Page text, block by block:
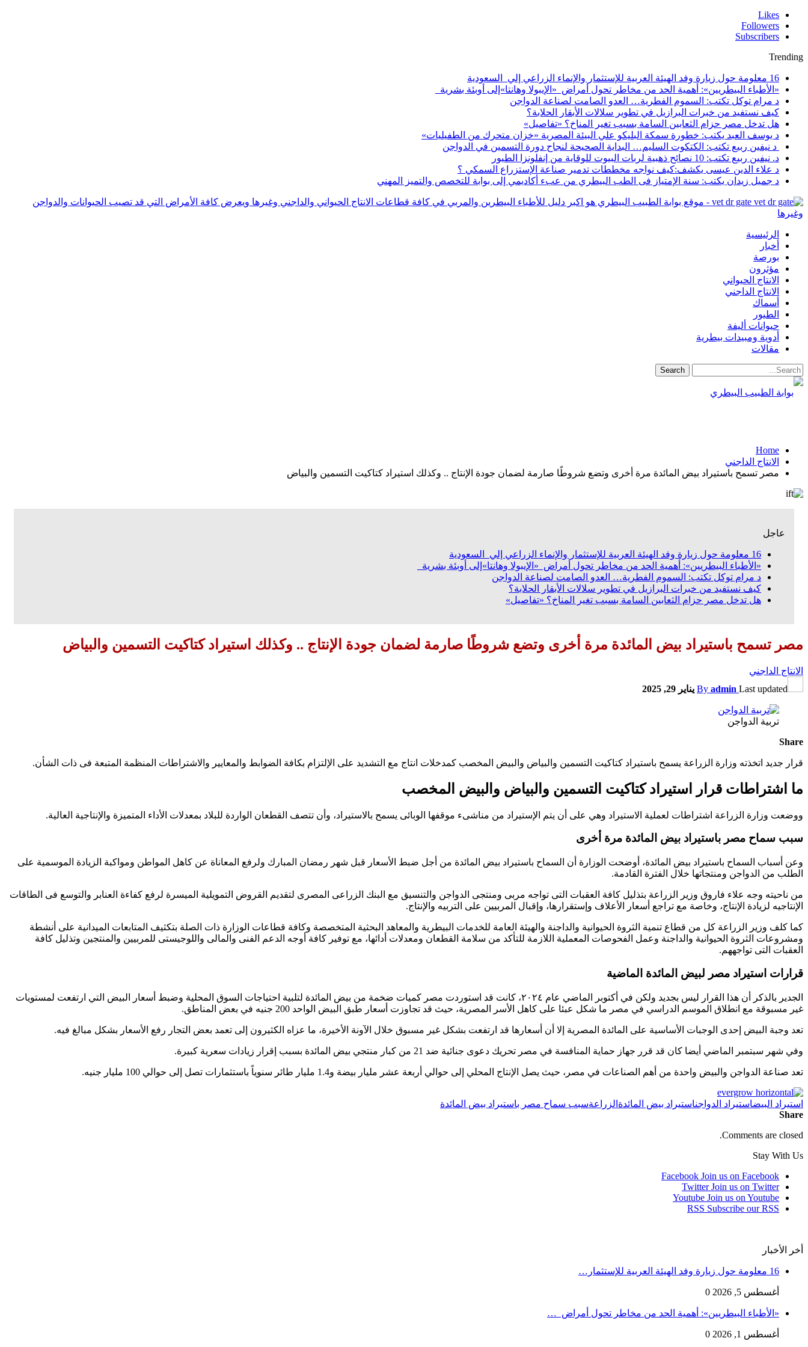
Likes
Followers
Subscribers
Trending
16 معلومة حول زيارة وفد الهيئة العربية للإستثمار والإنماء الزراعي إلي السعودية
«الأطباء البيطريين»: أهمية الحد من مخاطر تحول أمراض «الإيبولا وهانتا»إلى أوبئة بشرية
د مرام توكل تكتب: السموم الفطرية… العدو الصامت لصناعة الدواجن
كيف نستفيد من خبرات البرازيل في تطوير سلالات الأبقار الحلابة؟
هل تدخل مصر حزام الثعابين السامة بسبب تغير المناخ؟ «تفاصيل»
د يوسف العبد يكتب: خطورة سمكة البليكو علي البيئة المصرية «خزان متحرك من الطفيليات»
د نيفين ربيع تكتب: الكتكوت السليم… البداية الصحيحة لنجاح دورة التسمين في الدواجن
د. نيفين ربيع تكتب: 10 نصائح ذهبية لربات البيوت للوقاية من إنفلونزا الطيور
د علاء الدين عيسى يكشف:كيف نواجه مخططات تدمير صناعة الإستزراع السمكي ؟
د جميل زيدان يكتب: سنة الإمتياز فى الطب البيطري من عبء أكاديمي إلى بوابة للتخصص والتميز المهني
vet dr gate - موقع بوابة الطبيب البيطري هو اكبر دليل للأطباء البيطرين والمربي في كافة قطاعات الانتاج الحيواني والداجني وغيرها ويعرض كافة الأمراض التي قد تصيب الحيوانات والدواجن
وغيرها
الرئيسية
أخبار
بورصة
مؤثرون
الانتاج الحيواني
الانتاج الداجني
أسماك
الطيور
حيوانات أليفة
أدوية ومبيدات بيطرية
مقالات
Home
الانتاج الداجني
مصر تسمح باستيراد بيض المائدة مرة أخرى وتضع شروطًا صارمة لضمان جودة الإنتاج .. وكذلك استيراد كتاكيت التسمين والبياض
عاجل
16 معلومة حول زيارة وفد الهيئة العربية للإستثمار والإنماء الزراعي إلي السعودية
«الأطباء البيطريين»: أهمية الحد من مخاطر تحول أمراض «الإيبولا وهانتا»إلى أوبئة بشرية
د مرام توكل تكتب: السموم الفطرية… العدو الصامت لصناعة الدواجن
كيف نستفيد من خبرات البرازيل في تطوير سلالات الأبقار الحلابة؟
هل تدخل مصر حزام الثعابين السامة بسبب تغير المناخ؟ «تفاصيل»
مصر تسمح باستيراد بيض المائدة مرة أخرى وتضع شروطًا صارمة لضمان جودة الإنتاج .. وكذلك استيراد كتاكيت التسمين والبياض
الانتاج الداجني
By admin Last updated يناير 29, 2025
تربية الدواجن
Share
قرار جديد اتخذته وزارة الزراعة يسمح باستيراد كتاكيت التسمين والبياض والبيض المخصب كمدخلات انتاج مع التشديد على الإلتزام بكافة الضوابط والمعايير والاشتراطات المنظمة المتبعة فى ذات الشأن.
ما اشتراطات قرار استيراد كتاكيت التسمين والبياض والبيض المخصب
ووضعت وزارة الزراعة اشتراطات لعملية الاستيراد وهي على أن يتم الإستيراد من مناشىء موقفها الوبائى يسمح بالاستيراد، وأن تتصف القطعان الواردة للبلاد بمعدلات الأداء المتميزة والإنتاجية العالية.
سبب سماح مصر باستيراد بيض المائدة مرة أخرى
وعن أسباب السماح باستيراد بيض المائدة، أوضحت الوزارة أن السماح باستيراد بيض المائدة من أجل ضبط الأسعار قبل شهر رمضان المبارك ولرفع المعاناة عن كاهل المواطن ومواكبة الزيادة الموسمية على
الطلب من الدواجن ومنتجاتها خلال الفترة القادمة.
من ناحيته وجه علاء فاروق وزير الزراعة بتذليل كافة العقبات التى تواجه مربى ومنتجى الدواجن والتنسيق مع البنك الزراعى المصرى لتقديم القروض التمويلية الميسرة لرفع كفاءة العنابر والتوسع فى الطاقات
الإنتاجيه لزيادة الإنتاج، وخاصة مع تراجع أسعار الأعلاف وإستقرارها، وإقبال المربيين على التربيه والإنتاج.
كما كلف وزير الزراعة كل من قطاع تنمية الثروة الحيوانية والداجنة والهيئة العامة للخدمات البيطرية والمعاهد البحثية المتخصصة وكافة قطاعات الوزارة ذات الصلة بتكثيف المتابعات الميدانية على أنشطة
ومشروعات الثروة الحيوانية والداجنة وعمل الفحوصات المعملية اللازمة للتأكد من سلامة القطعان ومعدلات أدائها، مع توفير كافة أوجه الدعم الفنى والمالى واللوجيستى للمربيين والمنتجين وتذليل كافة
العقبات التى تواجههم.
قرارات استيراد مصر لبيض المائدة الماضية
الجدير بالذكر أن هذا القرار ليس بجديد ولكن في أكتوبر الماضي عام ٢٠٢٤، كانت قد استوردت مصر كميات ضخمة من بيض المائدة لتلبية احتياجات السوق المحلية وضبط أسعار البيض التي ارتفعت لمستويات
غير مسبوقة مع انطلاق الموسم الدراسي في مصر ما شكل عبئا على كاهل الأسر المصرية، حيث قد تجاوزت أسعار طبق البيض الواحد 200 جنيه في بعض المناطق.
تعد وجبة البيض إحدى الوجبات الأساسية على المائدة المصرية إلا أن أسعارها قد ارتفعت بشكل غير مسبوق خلال الآونة الأخيرة، ما عزاه الكثيرون إلى تعمد بعض التجار رفع الأسعار بشكل مبالغ فيه.
وفي شهر سبتمبر الماضي أيضا كان قد قرر جهاز حماية المنافسة في مصر تحريك دعوى جنائية ضد 21 من كبار منتجي بيض المائدة بسبب إقرار زيادات سعرية كبيرة.
تعد صناعة الدواجن والبيض واحدة من أهم الصناعات في مصر، حيث يصل الإنتاج المحلي إلى حوالي أربعة عشر مليار بيضة و1.4 مليار طائر سنوياً باستثمارات تصل إلى حوالي 100 مليار جنيه.
استيراد البيضاستيراد الدواجناستيراد بيض المائدة الزراعةسبب سماح مصر باستيراد بيض المائدة
Share
Comments are closed.
Stay With Us
Facebook Join us on Facebook
Twitter Join us on Twitter
Youtube Join us on Youtube
RSS Subscribe our RSS
أخر الأخبار
16 معلومة حول زيارة وفد الهيئة العربية للإستثمار…
أغسطس 5, 2026 0
«الأطباء البيطريين»: أهمية الحد من مخاطر تحول أمراض …
أغسطس 1, 2026 0